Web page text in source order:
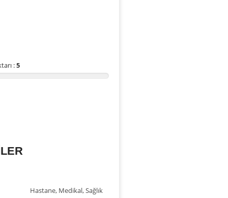
:5
Hastane, Medikal,Sağlık